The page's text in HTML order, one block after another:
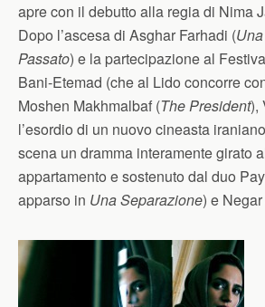
apre con il debutto alla regia di Nima
Dopo l’ascesa di Asghar Farhadi (
Passato) e la partecipazione al
Bani-Etemad (che al Lido concorre
Moshen Makhmalbaf (The President),
l’esordio di un nuovo cineasta
scena un dramma interamente girato
appartamento e sostenuto dal duo
apparso in Una Separazione) e